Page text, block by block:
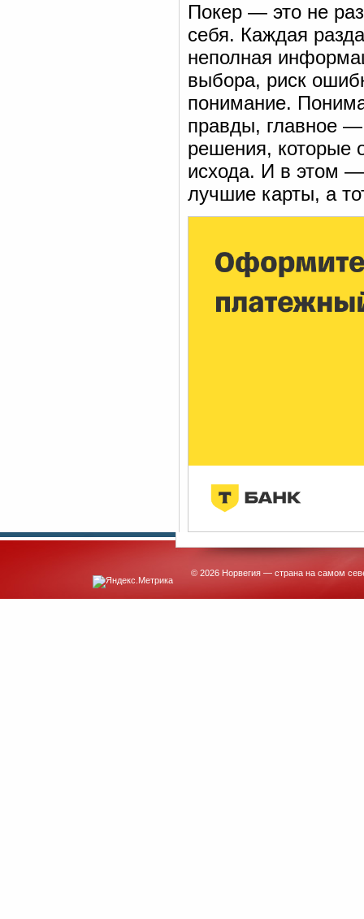
Покер — это не
себя. Каждая
неполная
выбора, риск
понимание.
правды, главное —
решения, которые
исхода. И в этом —
лучшие карты, а
© 2026 Норвегия — страна на самом